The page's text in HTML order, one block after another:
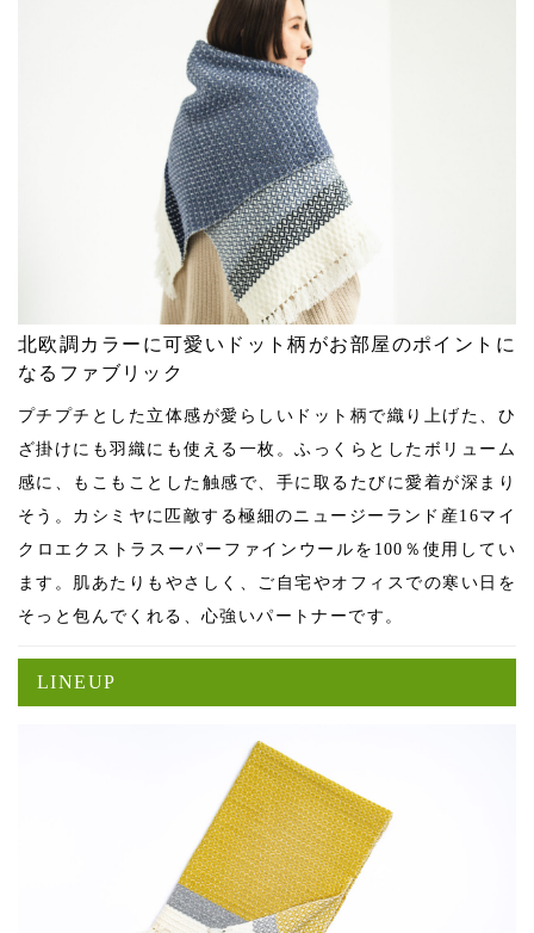
北欧調カラーに可愛いドット柄がお部屋のポイントに
なるファブリック
プチプチとした立体感が愛らしいドット柄で織り上げた、ひ
ざ掛けにも羽織にも使える一枚。ふっくらとしたボリューム
感に、もこもことした触感で、手に取るたびに愛着が深まり
そう。カシミヤに匹敵する極細のニュージーランド産16マイ
クロエクストラスーパーファインウールを100％使用してい
ます。肌あたりもやさしく、ご自宅やオフィスでの寒い日を
そっと包んでくれる、心強いパートナーです。
LINEUP